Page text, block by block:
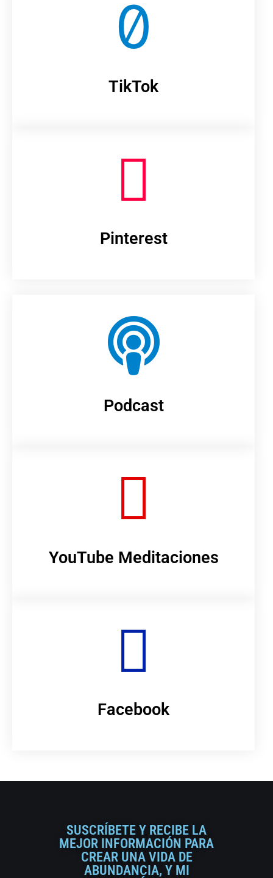
TikTok
Pinterest
Podcast
YouTube Meditaciones
Facebook
SUSCRÍBETE Y RECIBE LA
MEJOR INFORMACIÓN PARA
CREAR UNA VIDA DE
ABUNDANCIA, Y MI